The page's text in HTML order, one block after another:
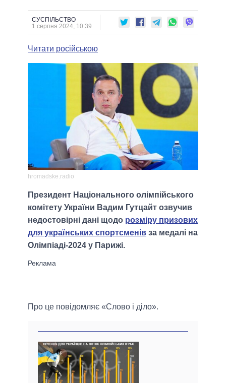
ГОЛОВИ ОБЛАДМІНІСТРАЦІЙ
МЕРИ МІСТ
ВСІ ПЕРСОНИ
ПОРІВНЯННЯ ПОЛІТИКІВ
СУСПІЛЬСТВО
1 серпня 2024, 10:39
Читати російською
hromadske.radio
Президент Національного олімпійського
комітету України Вадим Гутцайт озвучив
недостовірні дані щодо розміру призових
для українських спортсменів за медалі на
Олімпіаді-2024 у Парижі.
Про це повідомляє «Слово і діло».